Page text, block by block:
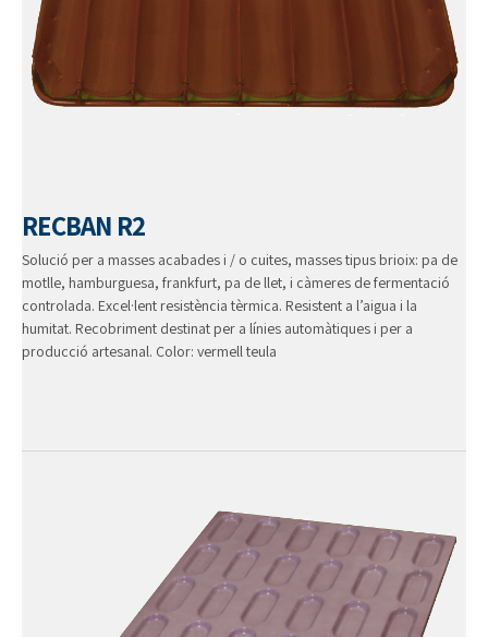
RECBAN R2
Solució per a masses acabades i / o cuites, masses tipus brioix: pa de
motlle, hamburguesa, frankfurt, pa de llet, i càmeres de fermentació
controlada. Excel·lent resistència tèrmica. Resistent a l’aigua i la
humitat. Recobriment destinat per a línies automàtiques i per a
producció artesanal. Color: vermell teula